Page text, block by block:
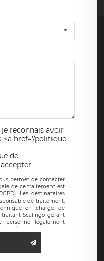
reconnais avoir
<a href='/politique-
de
permet de contacter
de ce traitement est
Les destinataires
de traitement,
en charge de
traitant Scalingo gérant
légalement
à destination du
clauses de protection